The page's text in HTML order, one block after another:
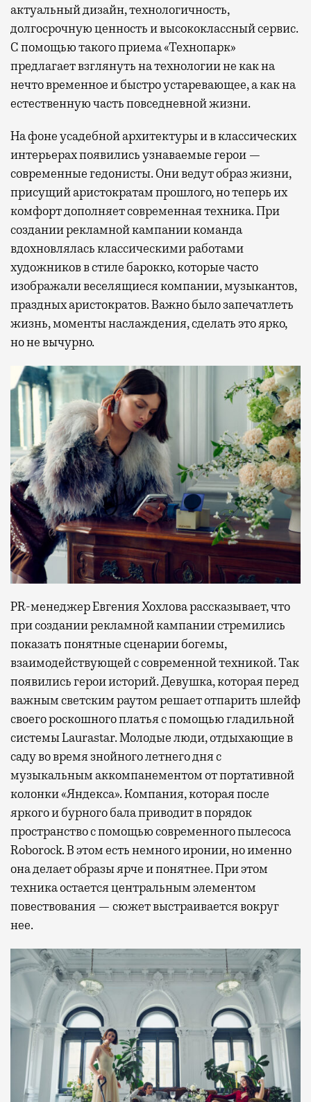
актуальный дизайн, технологичность,
долгосрочную ценность и высококлассный сервис.
С помощью такого приема «Технопарк»
предлагает взглянуть на технологии не как на
нечто временное и быстро устаревающее, а как на
естественную часть повседневной жизни.
На фоне усадебной архитектуры и в классических
интерьерах появились узнаваемые герои —
современные гедонисты. Они ведут образ жизни,
присущий аристократам прошлого, но теперь их
комфорт дополняет современная техника. При
создании рекламной кампании команда
вдохновлялась классическими работами
художников в стиле барокко, которые часто
изображали веселящиеся компании, музыкантов,
праздных аристократов. Важно было запечатлеть
жизнь, моменты наслаждения, сделать это ярко,
но не вычурно.
PR-менеджер Евгения Хохлова рассказывает, что
при создании рекламной кампании стремились
показать понятные сценарии богемы,
взаимодействующей с современной техникой. Так
появились герои историй. Девушка, которая перед
важным светским раутом решает отпарить шлейф
своего роскошного платья с помощью гладильной
системы Laurastar. Молодые люди, отдыхающие в
саду во время знойного летнего дня с
музыкальным аккомпанементом от портативной
колонки «Яндекса». Компания, которая после
яркого и бурного бала приводит в порядок
пространство с помощью современного пылесоса
Roborock. В этом есть немного иронии, но именно
она делает образы ярче и понятнее. При этом
техника остается центральным элементом
повествования — сюжет выстраивается вокруг
нее.